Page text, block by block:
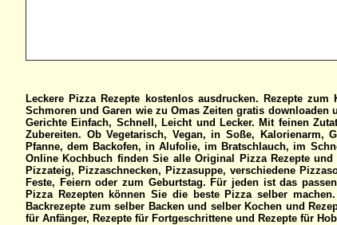
Leckere Pizza Rezepte kostenlos ausdrucken. Rezepte
Schmoren und Garen wie zu Omas Zeiten gratis downloaden
Gerichte Einfach, Schnell, Leicht und Lecker. Mit feinen
Zubereiten. Ob Vegetarisch, Vegan, in Soße,
Pfanne, dem Backofen, in Alufolie, im Bratschlauch, im
Online Kochbuch finden Sie alle Original Pizza Rezepte
Pizzateig, Pizzaschnecken, Pizzasuppe, verschiedene
Feste, Feiern oder zum Geburtstag. Für jeden ist das
Pizza Rezepten können Sie die beste Pizza selber
Backrezepte zum selber Backen und selber Kochen und
für Anfänger, Rezepte für Fortgeschrittene und Rezepte für